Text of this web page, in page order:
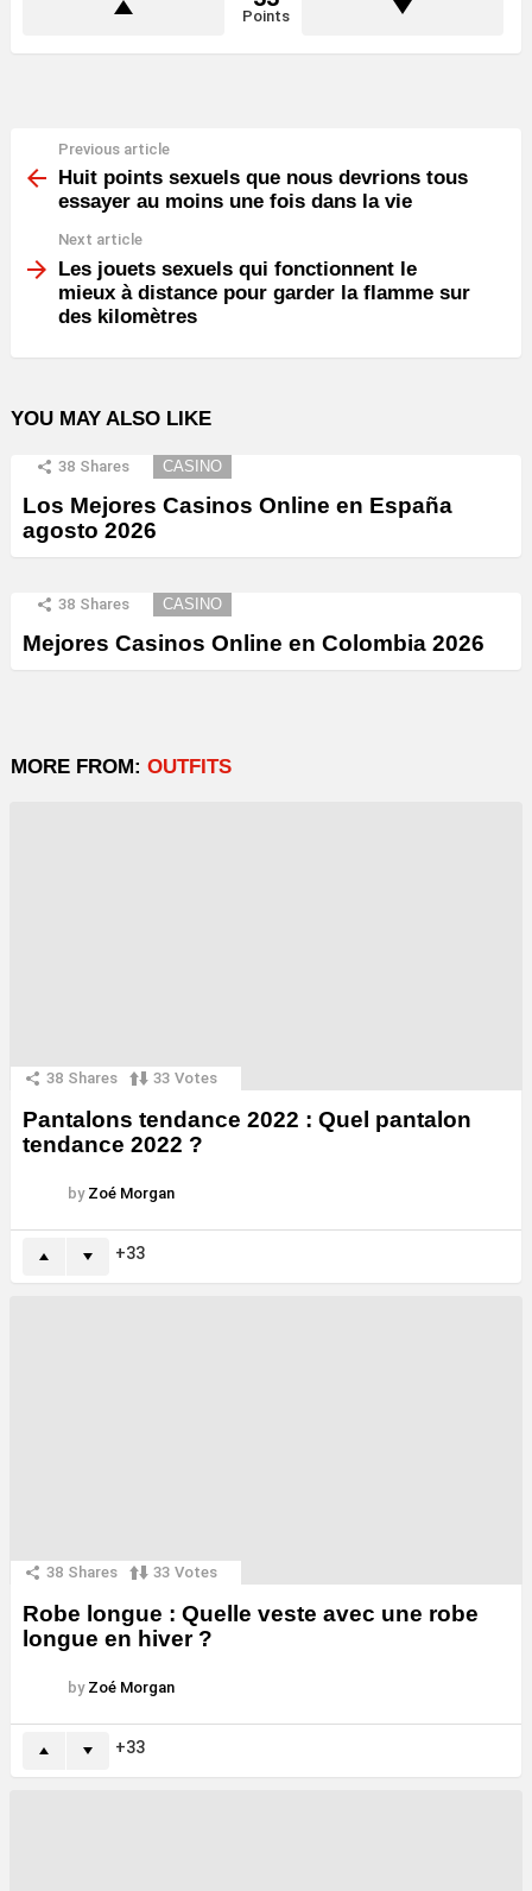
Points
more
Previous article
Huit points sexuels que nous devrions tous
essayer au moins une fois dans la vie
Next article
Les jouets sexuels qui fonctionnent le
mieux à distance pour garder la flamme sur
des kilomètres
YOU MAY ALSO LIKE
38 Shares CASINO
Los Mejores Casinos Online en España
agosto 2026
38 Shares CASINO
Mejores Casinos Online en Colombia 2026
MORE FROM: OUTFITS
38 Shares 33 Votes
Pantalons tendance 2022 : Quel pantalon
tendance 2022 ?
by Zoé Morgan
33
38 Shares 33 Votes
Robe longue : Quelle veste avec une robe
longue en hiver ?
by Zoé Morgan
33